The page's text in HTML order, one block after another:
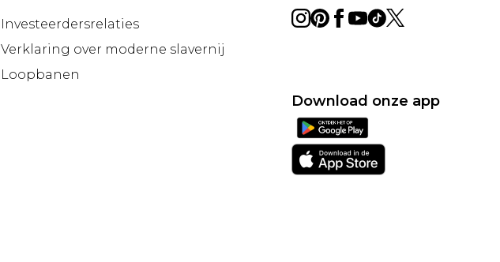
Investeerdersrelaties
Verklaring over moderne slavernij
Loopbanen
Download onze app